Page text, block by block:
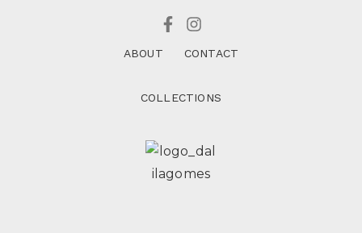
COLLECTIONS
ABOUT CONTACT